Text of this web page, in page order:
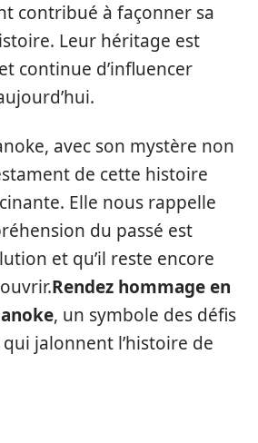
contribué à façonner sa
Leur héritage est
continue d’influencer
avec son mystère non
de cette histoire
Elle nous rappelle
du passé est
et qu’il reste encore
Rendez hommage en
, un symbole des défis
jalonnent l’histoire de